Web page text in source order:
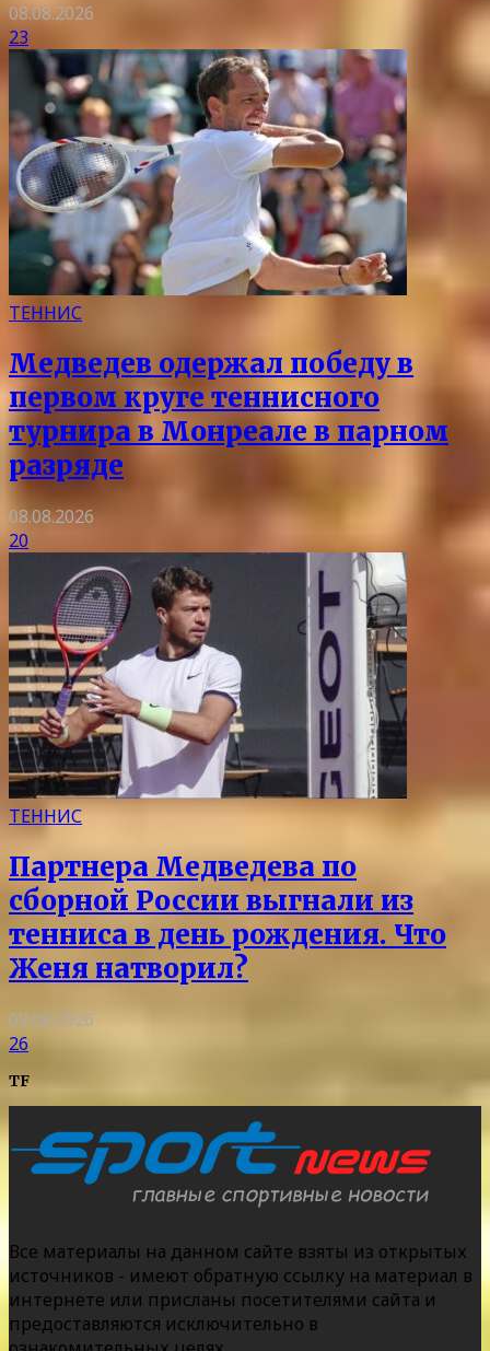
08.08.2026
23
ТЕННИС
Медведев одержал победу в
первом круге теннисного
турнира в Монреале в парном
разряде
08.08.2026
20
ТЕННИС
Партнера Медведева по
сборной России выгнали из
тенниса в день рождения. Что
Женя натворил?
08.08.2026
26
TF
Все материалы на данном сайте взяты из открытых
источников - имеют обратную ссылку на материал в
интернете или присланы посетителями сайта и
предоставляются исключительно в